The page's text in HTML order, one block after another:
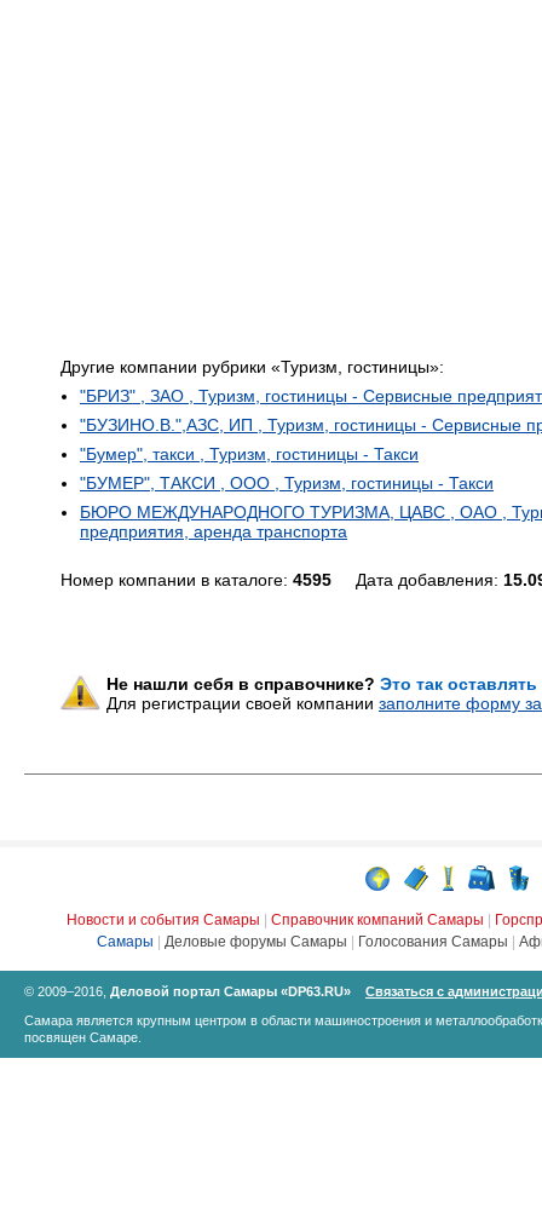
Другие компании рубрики «Туризм, гостиницы»:
"БРИЗ" , ЗАО , Туризм, гостиницы - Сервисные
"БУЗИНО.В.",АЗС, ИП , Туризм, гостиницы - Сервисные
"Бумер", такси , Туризм, гостиницы - Такси
"БУМЕР", ТАКСИ , ООО , Туризм, гостиницы - Такси
БЮРО МЕЖДУНАРОДНОГО ТУРИЗМА, ЦАВС , ОАО ,
предприятия, аренда транспорта
Номер компании в каталоге: 4595 Дата добавления:
Не нашли себя в справочнике? Это так
Для регистрации своей компании заполните форму
Новости и события Самары Справочник компаний Самары
Самары
Деловые форумы Самары Голосования Самары
© 2009–2016, Деловой портал Самары «DP63.RU»
Связаться с
Самара является крупным центром в области машиностроения и
посвящен Самаре.